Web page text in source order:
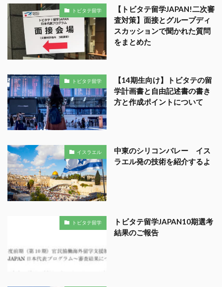
トビタテ留学
【トビタテ留学JAPAN!二次審
査対策】面接とグループディ
スカッションで聞かれた質問
をまとめた
トビタテ留学
【14期生向け】トビタテの留
学計画書と自由記述書の書き
方と作成ポイントについて
イスラエル
中東のシリコンバレー イス
ラエル発の技術を紹介するよ
トビタテ留学
トビタテ留学JAPAN10期選考
結果のご報告